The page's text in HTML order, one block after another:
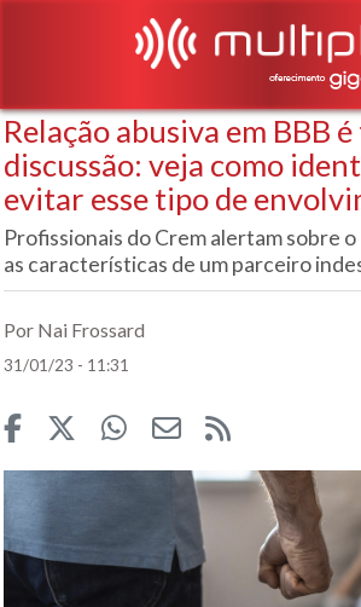
Relação abusiva em BBB
discussão: veja como
evitar esse tipo de
Profissionais do Crem alertam sobre
as características de um parceiro
Por Nai Frossard
31/01/23 - 11:31